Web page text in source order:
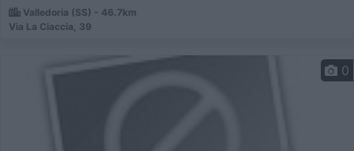
Valledoria (SS) - 46.7km
Via La Ciaccia, 39
0